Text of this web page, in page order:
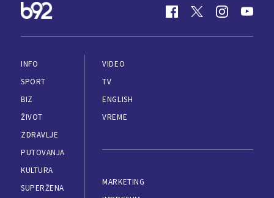
INFO
SPORT
BIZ
ŽIVOT
ZDRAVLJE
PUTOVANJA
KULTURA
SUPERŽENA
VIDEO
TV
ENGLISH
VREME
MARKETING